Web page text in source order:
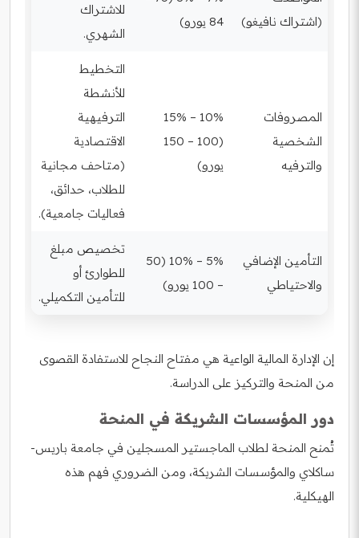
(اشتراك نافيغو)
84 يورو)
للاشتراك
الشهري.
المصروفات
الشخصية
والترفيه
10% – 15%
(100 – 150
يورو)
التخطيط
للأنشطة
الترفيهية
الاقتصادية
(متاحف مجانية
للطلاب، حدائق،
فعاليات جامعية).
التأمين الإضافي
والاحتياطي
5% – 10% (50
– 100 يورو)
تخصيص مبلغ
للطوارئ أو
للتأمين التكميلي.
إن الإدارة المالية الواعية هي مفتاح النجاح للاستفادة القصوى
من المنحة والتركيز على الدراسة.
دور المؤسسات الشريكة في المنحة
تُمنح المنحة لطلاب الماجستير المسجلين في جامعة باريس-
ساكلاي والمؤسسات الشريكة، ومن الضروري فهم هذه
الهيكلية.